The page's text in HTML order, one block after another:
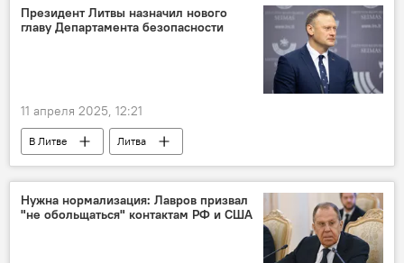
школы
образование
Президент Литвы назначил нового
главу Департамента безопасности
11 апреля 2025, 12:21
В Литве
Литва
Департамент госбезопасности (ДГБ)
президент Литвы
Гитанас Науседа
Нужна нормализация: Лавров призвал
"не обольщаться" контактам РФ и США